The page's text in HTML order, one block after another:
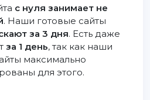
с нуля занимает не
. Наши готовые сайты
за 3 дня. Есть даже
за 1 день, так как наши
максимально
для этого.